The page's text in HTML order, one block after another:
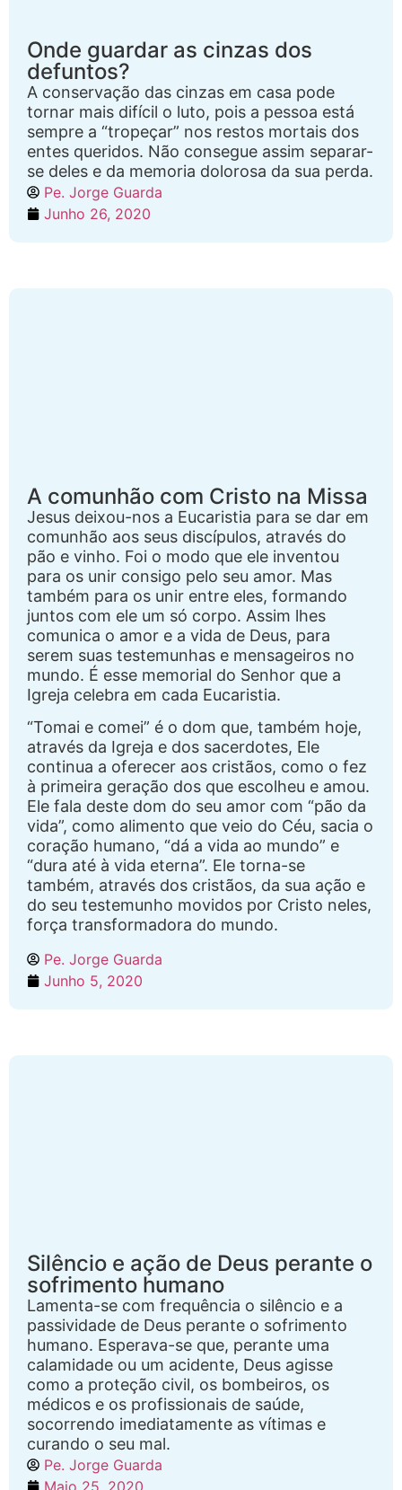
Onde guardar as cinzas dos
defuntos?
A conservação das cinzas em casa pode
tornar mais difícil o luto, pois a pessoa está
sempre a “tropeçar” nos restos mortais dos
entes queridos. Não consegue assim separar-
se deles e da memoria dolorosa da sua perda.
Pe. Jorge Guarda
Junho 26, 2020
A comunhão com Cristo na Missa
Jesus deixou-nos a Eucaristia para se dar em
comunhão aos seus discípulos, através do
pão e vinho. Foi o modo que ele inventou
para os unir consigo pelo seu amor. Mas
também para os unir entre eles, formando
juntos com ele um só corpo. Assim lhes
comunica o amor e a vida de Deus, para
serem suas testemunhas e mensageiros no
mundo. É esse memorial do Senhor que a
Igreja celebra em cada Eucaristia.
“Tomai e comei” é o dom que, também hoje,
através da Igreja e dos sacerdotes, Ele
continua a oferecer aos cristãos, como o fez
à primeira geração dos que escolheu e amou.
Ele fala deste dom do seu amor com “pão da
vida”, como alimento que veio do Céu, sacia o
coração humano, “dá a vida ao mundo” e
“dura até à vida eterna”. Ele torna-se
também, através dos cristãos, da sua ação e
do seu testemunho movidos por Cristo neles,
força transformadora do mundo.
Pe. Jorge Guarda
Junho 5, 2020
Silêncio e ação de Deus perante o
sofrimento humano
Lamenta-se com frequência o silêncio e a
passividade de Deus perante o sofrimento
humano. Esperava-se que, perante uma
calamidade ou um acidente, Deus agisse
como a proteção civil, os bombeiros, os
médicos e os profissionais de saúde,
socorrendo imediatamente as vítimas e
curando o seu mal.
Pe. Jorge Guarda
Maio 25, 2020